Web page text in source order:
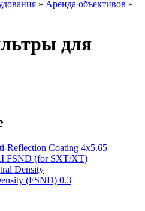
» Аренда объективов »
для
Reflection Coating 4x5.65
FSND (for SXT/XT)
Density
(FSND) 0.3